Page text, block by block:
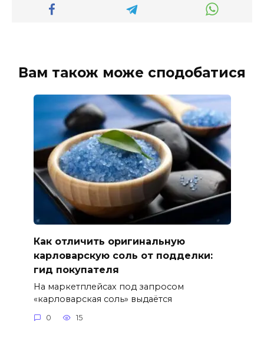
Вам також може сподобатися
Как отличить оригинальную
карловарскую соль от подделки:
гид покупателя
На маркетплейсах под запросом
«карловарская соль» выдаётся
0 15